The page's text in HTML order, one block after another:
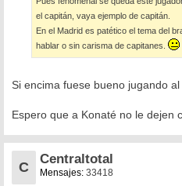
el capitán, vaya ejemplo de capitán.
En el Madrid es patético el tema del
hablar o sin carisma de capitanes.
Si encima fuese bueno jugando
Espero que a Konaté no le dejen
C
Centraltotal
Mensajes: 33418